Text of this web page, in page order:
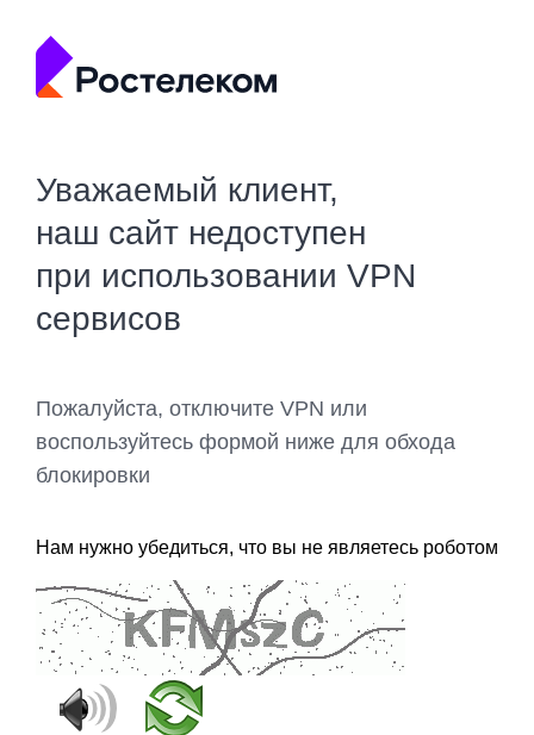
Уважаемый клиент,
наш сайт недоступен
при использовании VPN
сервисов
Пожалуйста, отключите VPN или
воспользуйтесь формой ниже для обхода
блокировки
Нам нужно убедиться, что вы не являетесь роботом